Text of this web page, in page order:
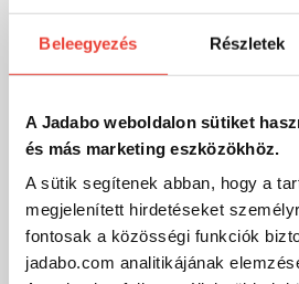
Beleegyezés Részletek
A Jadabo weboldalon sütiket
és más marketing eszközökhöz.
A sütik segítenek abban, hogy a
megjelenített hirdetéseket
fontosak a közösségi funkciók
jadabo.com analitikájának
-14%